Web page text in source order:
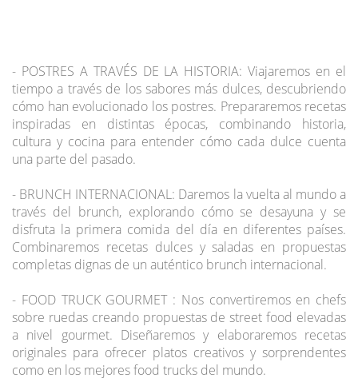
- POSTRES A TRAVÉS DE LA HISTORIA: Viajaremos en el
tiempo a través de los sabores más dulces, descubriendo
cómo han evolucionado los postres. Prepararemos recetas
inspiradas en distintas épocas, combinando historia,
cultura y cocina para entender cómo cada dulce cuenta
una parte del pasado.
- BRUNCH INTERNACIONAL: Daremos la vuelta al mundo a
través del brunch, explorando cómo se desayuna y se
disfruta la primera comida del día en diferentes países.
Combinaremos recetas dulces y saladas en propuestas
completas dignas de un auténtico brunch internacional.
- FOOD TRUCK GOURMET : Nos convertiremos en chefs
sobre ruedas creando propuestas de street food elevadas
a nivel gourmet. Diseñaremos y elaboraremos recetas
originales para ofrecer platos creativos y sorprendentes
como en los mejores food trucks del mundo.